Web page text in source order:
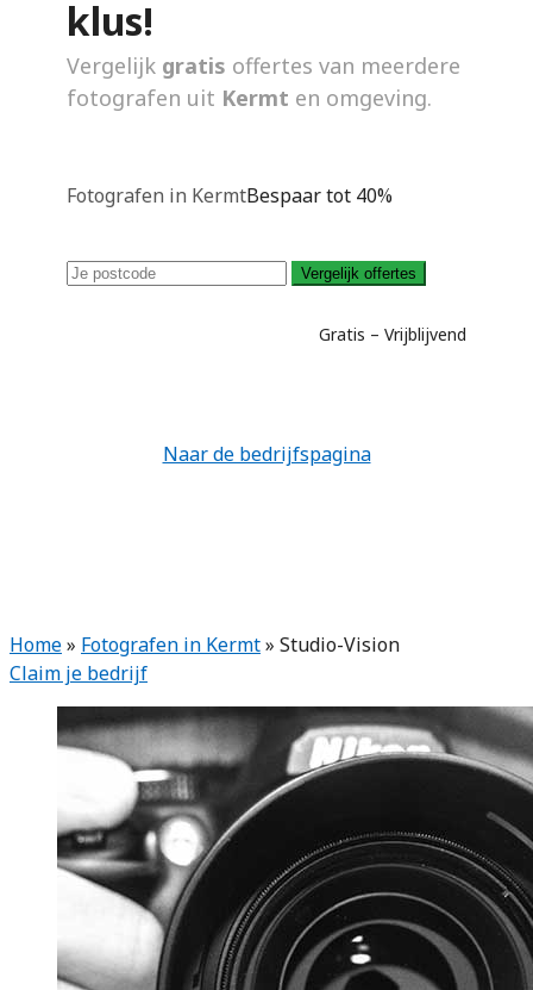
klus!
Vergelijk gratis offertes van meerdere
fotografen uit Kermt en omgeving.
Fotografen in KermtBespaar tot 40%
Vergelijk offertes
Gratis – Vrijblijvend
Naar de bedrijfspagina
Home» Fotografen in Kermt» Studio-Vision
Claim je bedrijf